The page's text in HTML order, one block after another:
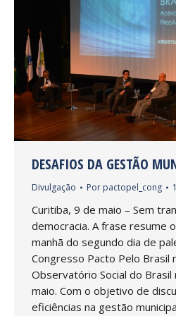
DESAFIOS DA GESTÃO
Divulgação Por pactopel_cong
Curitiba, 9 de maio – Sem
democracia. A frase resume
manhã do segundo dia de
Congresso Pacto Pelo Brasil
Observatório Social do
maio. Com o objetivo de
eficiências na gestão